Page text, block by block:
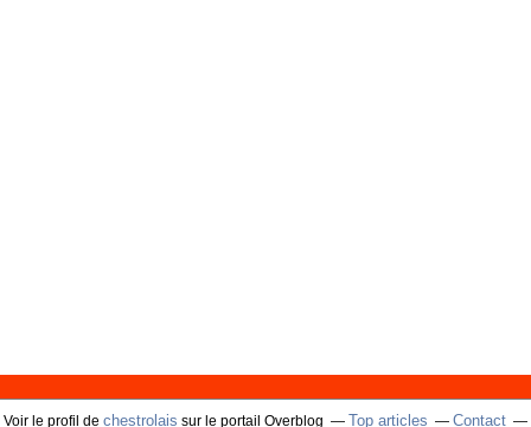
Voir le profil de chestrolais sur le portail Overblog Top articles Contact